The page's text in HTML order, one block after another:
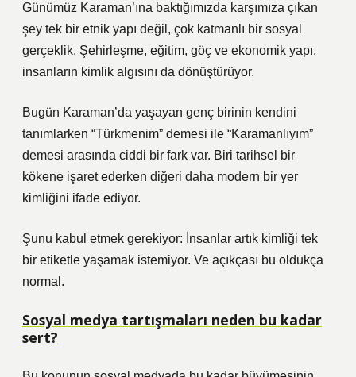
Günümüz Karaman’ına baktığımızda karşımıza çıkan
şey tek bir etnik yapı değil, çok katmanlı bir sosyal
gerçeklik. Şehirleşme, eğitim, göç ve ekonomik yapı,
insanların kimlik algısını da dönüştürüyor.
Bugün Karaman’da yaşayan genç birinin kendini
tanımlarken “Türkmenim” demesi ile “Karamanlıyım”
demesi arasında ciddi bir fark var. Biri tarihsel bir
kökene işaret ederken diğeri daha modern bir yer
kimliğini ifade ediyor.
Şunu kabul etmek gerekiyor: İnsanlar artık kimliği tek
bir etiketle yaşamak istemiyor. Ve açıkçası bu oldukça
normal.
Sosyal medya tartışmaları neden bu kadar
sert?